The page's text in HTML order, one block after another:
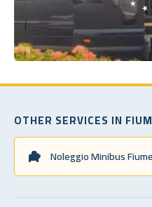
OTHER SERVICES IN
Noleggio Minibus Fiume